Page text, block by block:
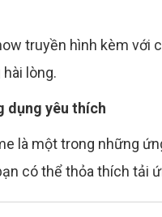
truyền hình kèm với
lòng.
dụng yêu thích
là một trong những
có thể thỏa thích tải